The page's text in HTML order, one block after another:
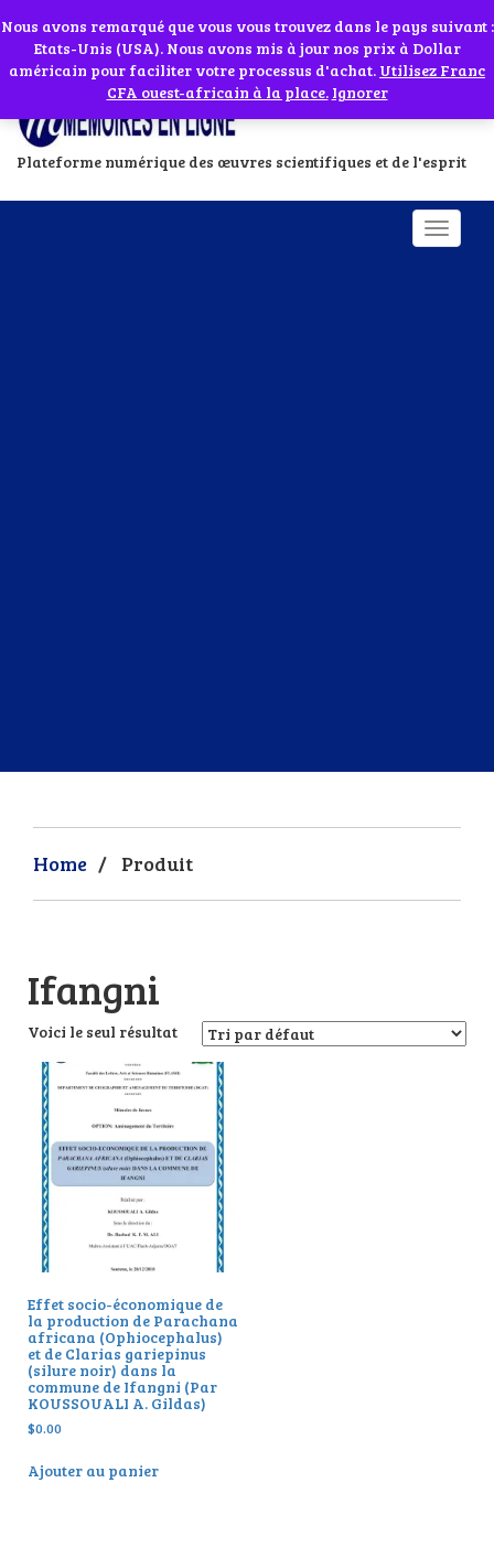
Abonnes toi à notre chaîne WhatsApp en cliquant sur l'icône en face
Plateforme numérique des œuvres scientifiques et de l'esprit
Home / Produit
Ifangni
Voici le seul résultat
Effet socio-économique de
la production de Parachana
africana (Ophiocephalus)
et de Clarias gariepinus
(silure noir) dans la
commune de Ifangni (Par
KOUSSOUALI A. Gildas)
$0.00
Ajouter au panier
Si vous avez besoin d'assistance Contactez-nous par WhatsApp au
+229 01 95 33 60 26Ignorer
Nous avons remarqué que vous vous trouvez dans le pays suivant :
Etats-Unis (USA). Nous avons mis à jour nos prix à Dollar
américain pour faciliter votre processus d'achat. Utilisez Franc
CFA ouest-africain à la place. Ignorer